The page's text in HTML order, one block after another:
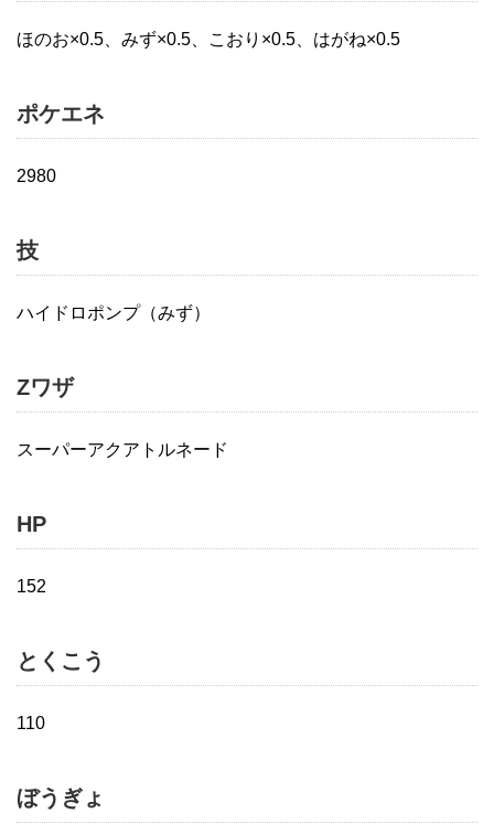
ほのお×0.5、みず×0.5、こおり×0.5、はがね×0.5
ポケエネ
2980
技
ハイドロポンプ（みず）
Zワザ
スーパーアクアトルネード
HP
152
とくこう
110
ぼうぎょ